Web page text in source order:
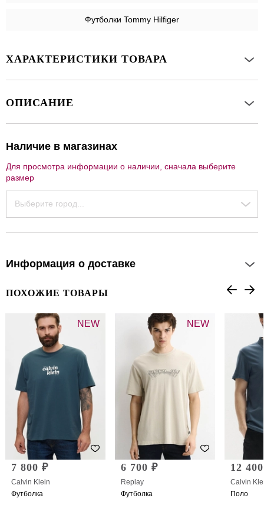
Футболки Tommy Hilfiger
ХАРАКТЕРИСТИКИ ТОВАРА
ОПИСАНИЕ
Наличие в магазинах
Для просмотра информации о наличии, сначала выберите
размер
Выберите город...
Информация о доставке
ПОХОЖИЕ ТОВАРЫ
NEW
7 800 ₽
Calvin Klein
Футболка
NEW
6 700 ₽
Replay
Футболка
12
Calvin
Поло